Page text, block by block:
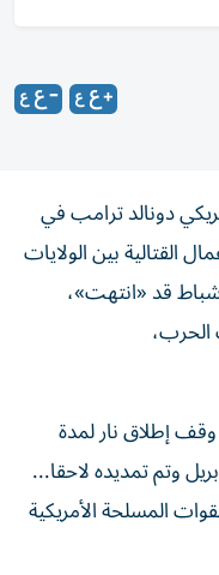
⁠دونالد ترامب ‌في
⁠بين الولايات
شباط قد «انتهت»،
إطلاق نار لمدة
وتم تمديده لاحقا...
المسلحة الأمريكية